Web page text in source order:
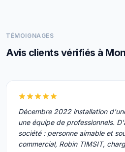
TÉMOIGNAGES
Avis clients vérifiés à
Décembre 2022 installation
une équipe de professionnels.
société : personne aimable et
commercial, Robin TIMSIT,